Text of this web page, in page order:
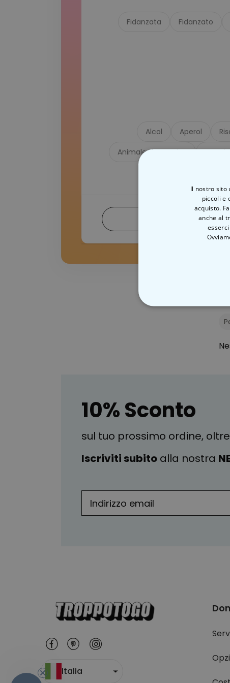
Fidanzata Fidanzato
Alcol Aperol
Animale domestico
10% Sconto
sul tuo prossimo ordine,
Iscriviti subito alla nostra
Italia
Il nostro sito
piccoli e
acquisto.
anche al